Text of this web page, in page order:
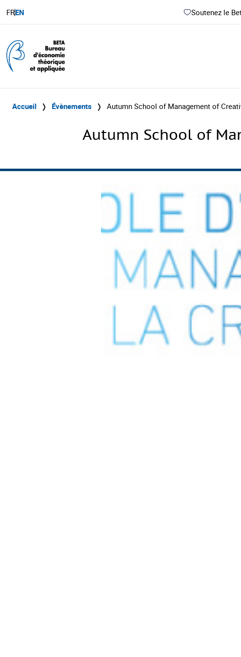
FREN Soutenez le
Accueil ❭ Évènements ❭ Autumn School of Management of
Autumn School of